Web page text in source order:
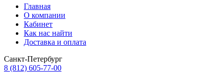
Главная
О компании
Кабинет
Как нас найти
Доставка и оплата
Санкт-Петербург
8 (812) 605-77-00